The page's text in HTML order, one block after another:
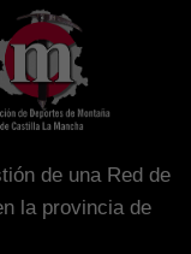
de una Red de
la provincia de